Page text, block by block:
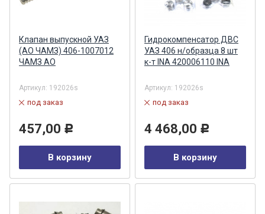
Клапан выпускной УАЗ
(АО ЧАМЗ) 406-1007012
ЧАМЗ АО
Артикул: 192026s
под заказ
457,00 Р
В корзину
Гидрокомпенсатор ДВС
УАЗ 406 н/образца 8 шт
к-т INA 420006110 INA
Артикул: 192026s
под заказ
4 468,00 Р
В корзину